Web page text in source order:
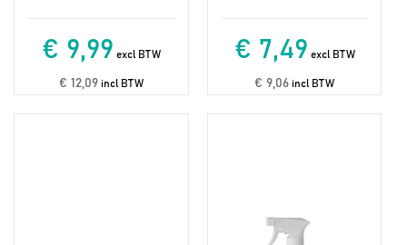
€ 9,99 excl BTW
€ 12,09incl BTW
€ 7,49 excl BTW
€ 9,06 incl BTW